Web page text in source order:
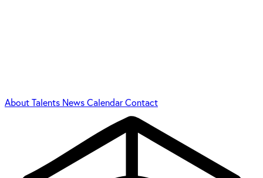
AboutTalents NewsCalendarContact